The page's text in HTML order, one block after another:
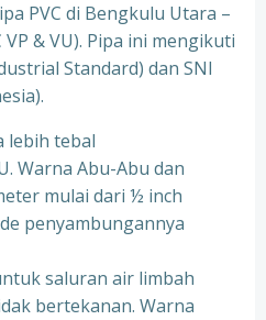
PVC di Bengkulu Utara –
VP & VU). Pipa ini mengikuti
Standard) dan SNI
lebih tebal
Warna Abu-Abu dan
mulai dari ½ inch
penyambungannya
saluran air limbah
bertekanan. Warna